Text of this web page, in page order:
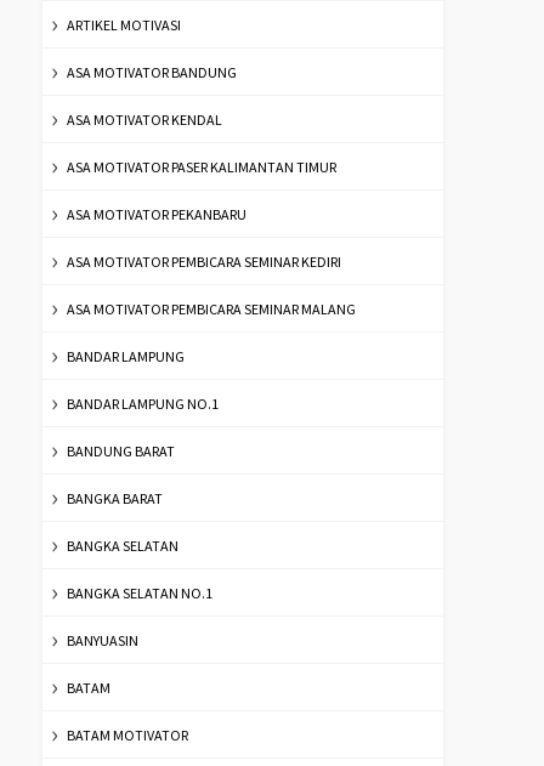
ARTIKEL MOTIVASI
ASA MOTIVATOR BANDUNG
ASA MOTIVATOR KENDAL
ASA MOTIVATOR PASER KALIMANTAN TIMUR
ASA MOTIVATOR PEKANBARU
ASA MOTIVATOR PEMBICARA SEMINAR KEDIRI
ASA MOTIVATOR PEMBICARA SEMINAR MALANG
BANDAR LAMPUNG
BANDAR LAMPUNG NO.1
BANDUNG BARAT
BANGKA BARAT
BANGKA SELATAN
BANGKA SELATAN NO.1
BANYUASIN
BATAM
BATAM MOTIVATOR